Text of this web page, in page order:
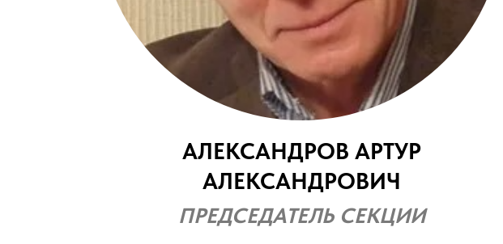
АЛЕКСАНДРОВ АРТУР
АЛЕКСАНДРОВИЧ
ПРЕДСЕДАТЕЛЬ СЕКЦИИ